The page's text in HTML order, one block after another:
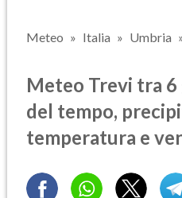
Meteo Italia Umbria
Meteo Trevi tra
del tempo,
temperatura e